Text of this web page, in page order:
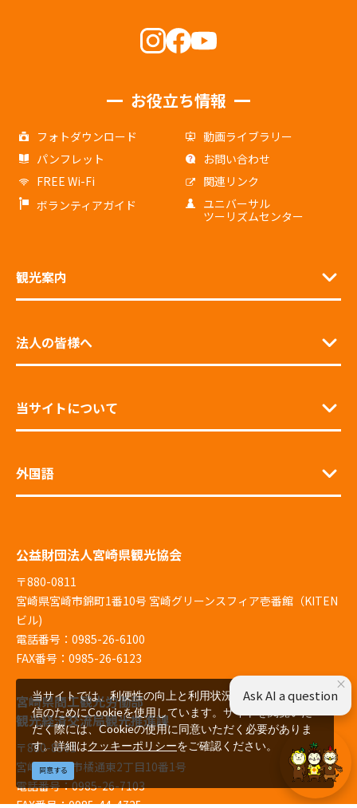
お役立ち情報
フォトダウンロード
動画ライブラリー
パンフレット
お問い合わせ
FREE Wi-Fi
関連リンク
ボランティアガイド
ユニバーサル
ツーリズムセンター
観光案内
法人の皆様へ
当サイトについて
外国語
公益財団法人宮崎県観光協会
〒880-0811
宮崎県宮崎市錦町1番10号 宮崎グリーンスフィア壱番館（KITEN
ビル)
電話番号：0985-26-6100
FAX番号：0985-26-6123
宮崎県商工観光労働部
観光経済交流局観光推進課
〒880-8501
宮崎県宮崎市橘通東2丁目10番1号
電話番号：0985-26-7103
当サイトでは、利便性の向上と利用状況の解析、広告配
信のためにCookieを使用しています。サイトを閲覧いた
だく際には、Cookieの使用に同意いただく必要がありま
す。詳細はクッキーポリシーをご確認ください。
同意する
×
Ask AI a question